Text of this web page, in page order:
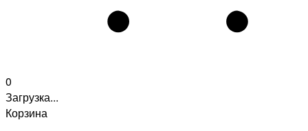
0
Загрузка...
Корзина